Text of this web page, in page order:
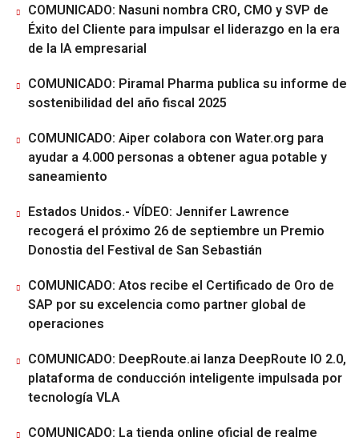
COMUNICADO: Nasuni nombra CRO, CMO y SVP de
Éxito del Cliente para impulsar el liderazgo en la era
de la IA empresarial
COMUNICADO: Piramal Pharma publica su informe de
sostenibilidad del año fiscal 2025
COMUNICADO: Aiper colabora con Water.org para
ayudar a 4.000 personas a obtener agua potable y
saneamiento
Estados Unidos.- VÍDEO: Jennifer Lawrence
recogerá el próximo 26 de septiembre un Premio
Donostia del Festival de San Sebastián
COMUNICADO: Atos recibe el Certificado de Oro de
SAP por su excelencia como partner global de
operaciones
COMUNICADO: DeepRoute.ai lanza DeepRoute IO 2.0,
plataforma de conducción inteligente impulsada por
tecnología VLA
COMUNICADO: La tienda online oficial de realme